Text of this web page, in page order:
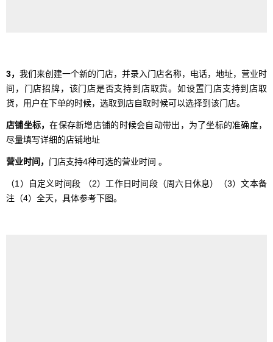
3， 我们来创建一个新的门店，并录入门店名称，电话，地址，营业时
间，门店招牌，该门店是否支持到店取货。如设置门店支持到店取
货，用户在下单的时候，选取到店自取时候可以选择到该门店。
店铺坐标，在保存新增店铺的时候会自动带出，为了坐标的准确度，
尽量填写详细的店铺地址
营业时间， 门店支持4种可选的营业时间 。
（1）自定义时间段 （2）工作日时间段（周六日休息）（3）文本备
注（4）全天，具体参考下图。